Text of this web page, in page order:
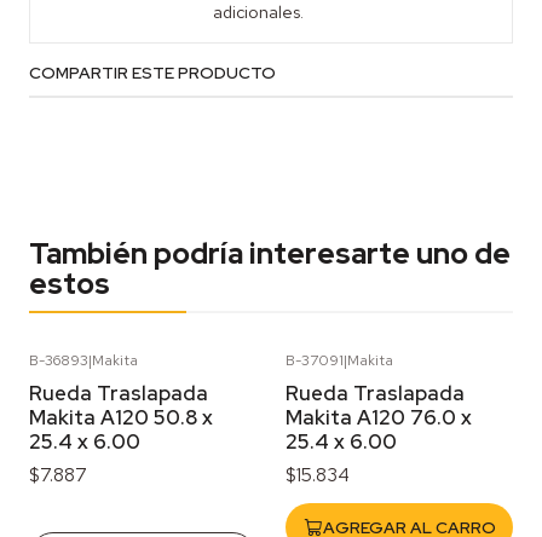
adicionales.
COMPARTIR ESTE PRODUCTO
También podría interesarte uno de
estos
B-36893|Makita
Rueda Traslapada
Makita A120 50.8 x
25.4 x 6.00
$7.887
B-37091|Makita
Rueda Traslapada
Makita A120 76.0 x
25.4 x 6.00
$15.834
AGREGAR AL CARRO